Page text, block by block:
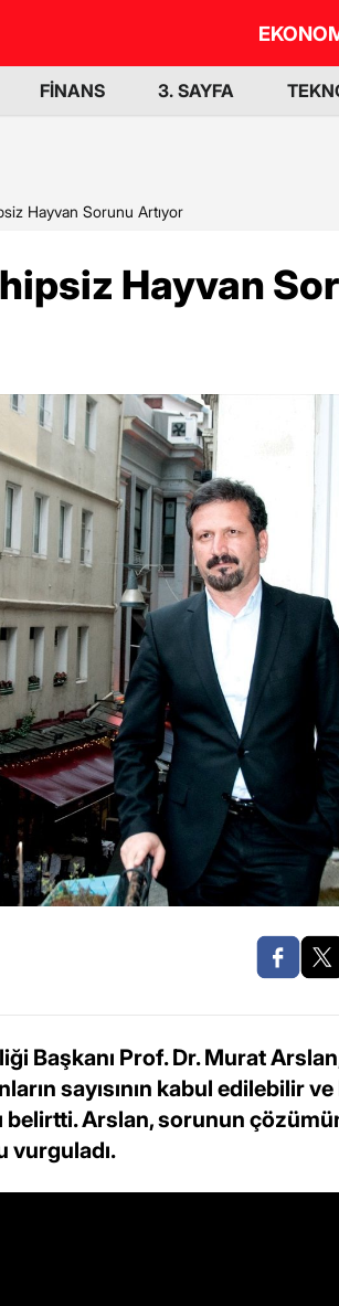
FİNANS 3. SAYFA
Hayvan Sorunu Artıyor
Hayvan
Başkanı Prof. Dr. Murat
sayısının kabul edilebilir
belirtti. Arslan, sorunun
vurguladı.